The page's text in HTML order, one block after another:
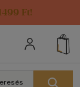
Ft!